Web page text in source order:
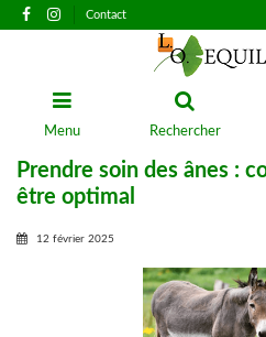
Contact
Menu Rechercher
Prendre soin des ânes :
être optimal
12 février 2025